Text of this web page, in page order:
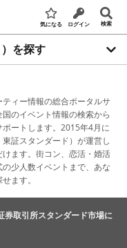
気になる ログイン 検索
を探す
ィー情報の総合ポータルサ
のイベント情報の検索から
ートします。2015年4月に
証スタンダード）が運営し
ます。街コン、恋活・婚活
少人数イベントまで、あな
ます。
券取引所スタンダード市場に